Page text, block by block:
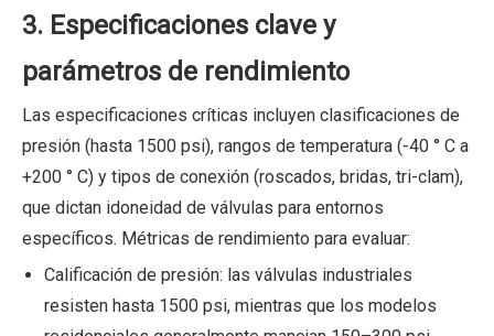
3. Especificaciones clave y
parámetros de rendimiento
Las especificaciones críticas incluyen clasificaciones de
presión (hasta 1500 psi), rangos de temperatura (-40 ° C a
+200 ° C) y tipos de conexión (roscados, bridas, tri-clam),
que dictan idoneidad de válvulas para entornos
específicos. Métricas de rendimiento para evaluar:
Calificación de presión: las válvulas industriales
resisten hasta 1500 psi, mientras que los modelos